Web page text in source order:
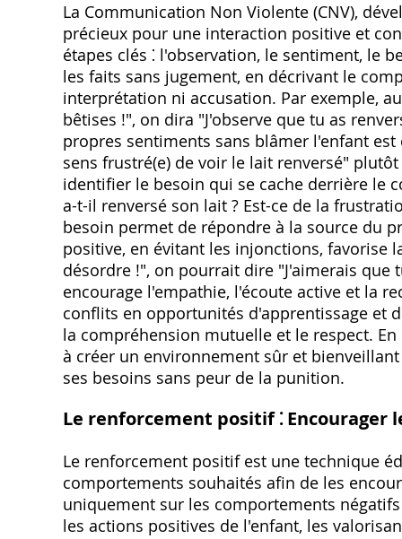
La Communication Non Violente (CNV),
précieux pour une interaction positive et
étapes clés ⁚ l'observation, le sentiment, le
les faits sans jugement, en décrivant le
interprétation ni accusation. Par exemple,
bêtises !", on dira "J'observe que tu as
propres sentiments sans blâmer l'enfant
sens frustré(e) de voir le lait renversé"
identifier le besoin qui se cache derrière le
a-t-il renversé son lait ? Est-ce de la
besoin permet de répondre à la source du
positive, en évitant les injonctions, favorise
désordre !", on pourrait dire "J'aimerais que
encourage l'empathie, l'écoute active et la
conflits en opportunités d'apprentissage et
la compréhension mutuelle et le respect.
à créer un environnement sûr et
ses besoins sans peur de la punition.
Le renforcement positif ⁚ Encourager
Le renforcement positif est une technique
comportements souhaités afin de les
uniquement sur les comportements
les actions positives de l'enfant, les